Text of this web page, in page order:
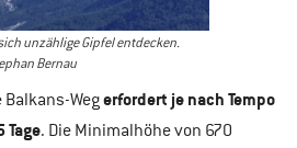
unzählige Gipfel entdecken.
Bernau
Wegerfordert je nach Tempo
. Die Minimalhöhe von 670